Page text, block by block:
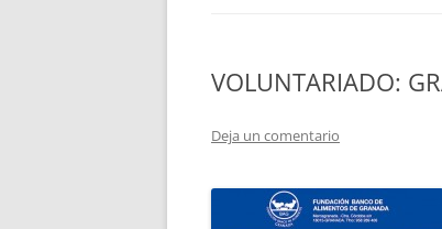
VOLUNTARIADO:
Deja un comentario